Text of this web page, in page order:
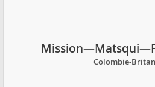
Colombie-